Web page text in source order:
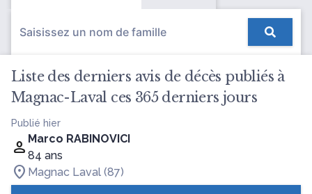
Liste des derniers avis de décès publiés à
Magnac-Laval ces 365 derniers jours
Publié hier
Marco RABINOVICI
84 ans
Magnac Laval (87)